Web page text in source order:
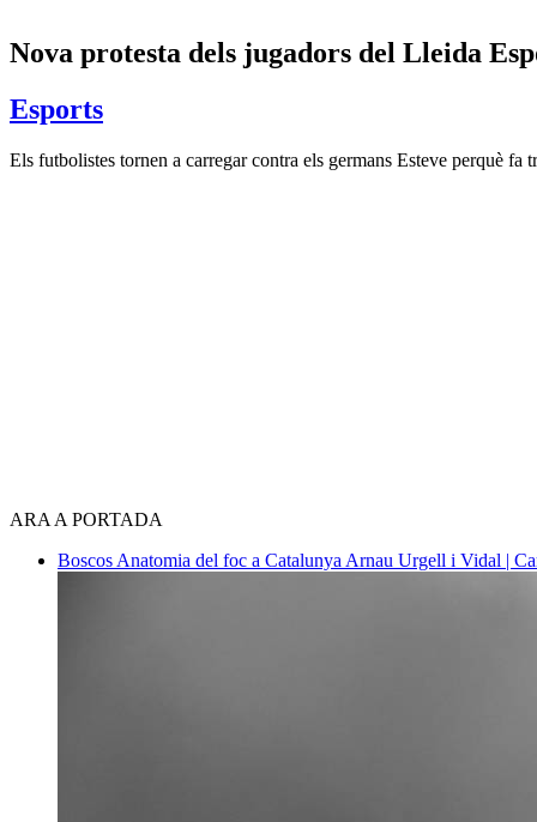
Nova protesta dels jugadors del Lleida
Esports
Els futbolistes tornen a carregar contra els germans Esteve perquè fa
ARA A PORTADA
Boscos Anatomia del foc a Catalunya Arnau Urgell i Vidal |